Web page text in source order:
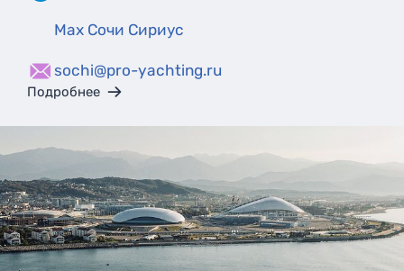
Max Сочи Сириус
sochi@pro-yachting.ru
Подробнее